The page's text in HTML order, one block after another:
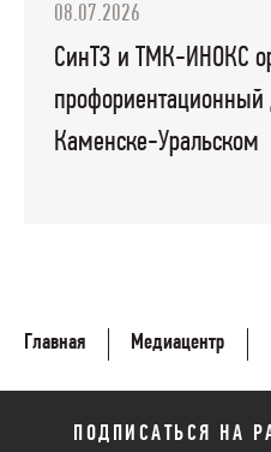
08.07.2026
СинТЗ и ТМК-ИНОКС
профориентационный
Каменске-Уральском
Главная Медиацентр
ПОДПИСАТЬСЯ НА